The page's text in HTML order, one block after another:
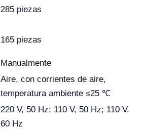
285 piezas
165 piezas
Manualmente
Aire, con corrientes de aire,
temperatura ambiente ≤25 ℃
220 V, 50 Hz; 110 V, 50 Hz; 110 V,
60 Hz